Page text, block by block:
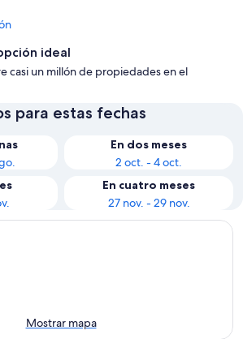
ideal
casi un millón de propiedades en el
para estas fechas
En dos meses
2 oct. - 4 oct.
En cuatro meses
27 nov. - 29 nov.
Mostrar mapa